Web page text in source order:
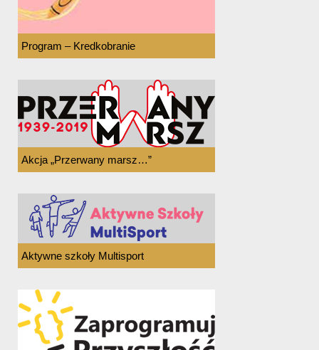
Program – Kredkobranie
Akcja „Przerwany marsz…”
Aktywne szkoły Multisport